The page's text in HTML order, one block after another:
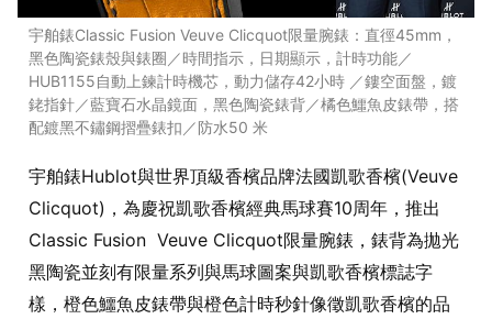
宇舶錶Classic Fusion Veuve Clicquot限量腕錶：直徑45mm，
黑色陶瓷錶殼與錶圈／時間指示，日期顯示，計時功能／
HUB1155自動上鍊計時機芯，動力儲存42小時 ／鏤空面盤，鍍
銠指針／藍寶石水晶鏡面，黑色陶瓷錶背／橘色鱷魚皮錶帶，搭
配鍍黑不鏽鋼摺疊錶扣／防水50 米
宇舶錶Hublot與世界頂級香檳品牌法國凱歌香檳(Veuve
Clicquot)，為慶祝凱歌香檳經典馬球賽10周年，推出
Classic Fusion Veuve Clicquot限量腕錶，錶背為拋光
黑陶瓷並刻有限量系列與馬球圖案與凱歌香檳標誌字
樣，橙色鱷魚皮錶帶與橙色計時秒針像徵凱歌香檳的品